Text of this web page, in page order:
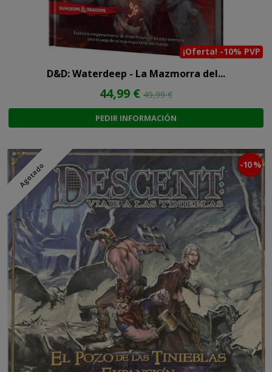
¡Oferta! -10% PVP
D&D: Waterdeep - La Mazmorra del...
44,99 € 49,99 €
PEDIR INFORMACIÓN
Agotado -10 %